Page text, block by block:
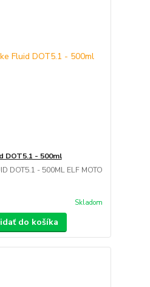
DOT5.1 - 500ml
DOT5.1 - 500ML ELF MOTO
Skladom
do košíka